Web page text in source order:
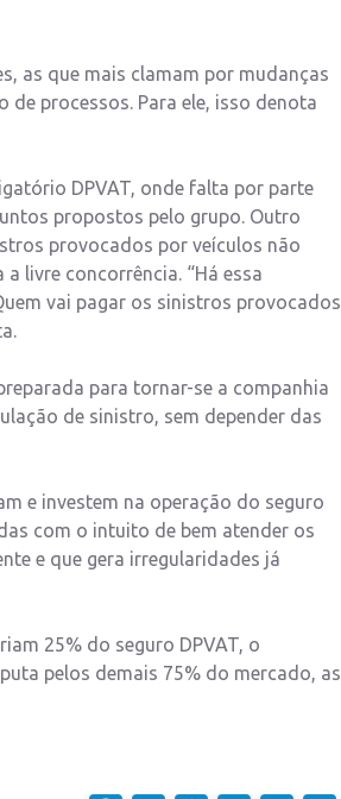
as que mais clamam por mudanças
de processos. Para ele, isso denota
DPVAT, onde falta por parte
propostos pelo grupo. Outro
provocados por veículos não
livre concorrência. “Há essa
vai pagar os sinistros provocados
para tornar-se a companhia
de sinistro, sem depender das
e investem na operação do seguro
com o intuito de bem atender os
e que gera irregularidades já
25% do seguro DPVAT, o
pelos demais 75% do mercado, as